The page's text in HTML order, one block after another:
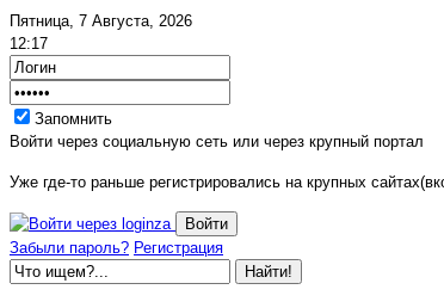
Пятница, 7 Августа, 2026
12:17
Запомнить
Войти через социальную сеть или через крупный портал
Уже где-то раньше регистрировались на крупных
Забыли пароль? Регистрация